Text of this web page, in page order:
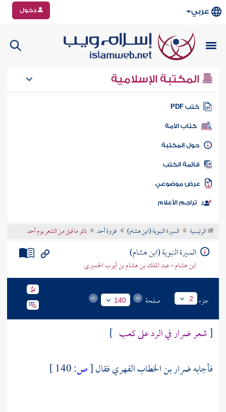
عربي دخول
المكتبة الإسلامية
كتب PDF
كتاب الأمة
المكتبة
الكتب
موضوعي
تراجم الأعلام
الرئيسية السيرة النبوية (ابن هشام) غزوة أحد ذكر ما قيل من الشعر يوم أحد
السيرة النبوية (ابن هشام)
ابن هشام - عبد الملك بن هشام بن أيوب الحميري
جزء 2 صفحة 140
[شعرضرارفي الرد علىكعب ]
فأجابهضرار بن الخطاب الفهريفقال[ص: